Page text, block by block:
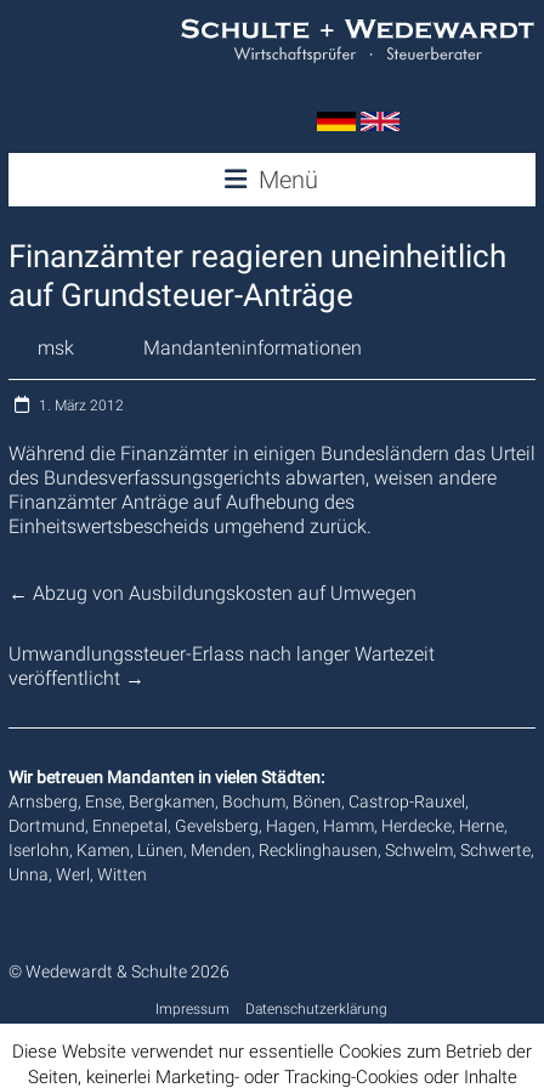
Wedewardt
&
Schulte
Menü
Finanzämter reagieren uneinheitlich
auf Grundsteuer-Anträge
msk Mandanteninformationen
1. März 2012
Während die Finanzämter in einigen Bundesländern das Urteil
des Bundesverfassungsgerichts abwarten, weisen andere
Finanzämter Anträge auf Aufhebung des
Einheitswertsbescheids umgehend zurück.
← Abzug von Ausbildungskosten auf Umwegen
Umwandlungssteuer-Erlass nach langer Wartezeit
veröffentlicht →
Wir betreuen Mandanten in vielen Städten:
Arnsberg, Ense, Bergkamen, Bochum, Bönen, Castrop-Rauxel,
Dortmund, Ennepetal, Gevelsberg, Hagen, Hamm, Herdecke, Herne,
Iserlohn, Kamen, Lünen, Menden, Recklinghausen, Schwelm, Schwerte,
Unna, Werl, Witten
© Wedewardt & Schulte 2026
Impressum Datenschutzerklärung
Diese Website verwendet nur essentielle Cookies zum Betrieb der
Seiten, keinerlei Marketing- oder Tracking-Cookies oder Inhalte